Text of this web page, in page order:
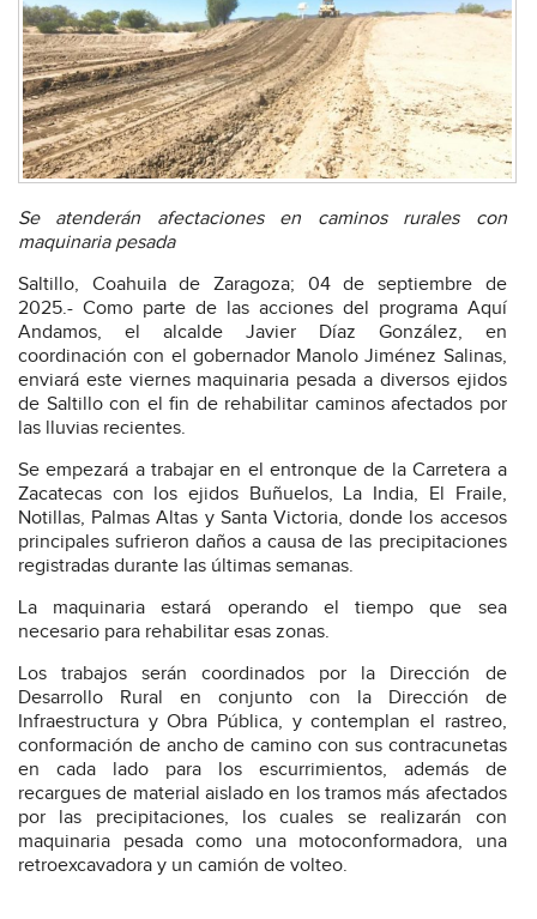
Se atenderán afectaciones en caminos rurales con
maquinaria pesada
Saltillo, Coahuila de Zaragoza; 04 de septiembre de
2025.- Como parte de las acciones del programa Aquí
Andamos, el alcalde Javier Díaz González, en
coordinación con el gobernador Manolo Jiménez Salinas,
enviará este viernes maquinaria pesada a diversos ejidos
de Saltillo con el fin de rehabilitar caminos afectados por
las lluvias recientes.
Se empezará a trabajar en el entronque de la Carretera a
Zacatecas con los ejidos Buñuelos, La India, El Fraile,
Notillas, Palmas Altas y Santa Victoria, donde los accesos
principales sufrieron daños a causa de las precipitaciones
registradas durante las últimas semanas.
La maquinaria estará operando el tiempo que sea
necesario para rehabilitar esas zonas.
Los trabajos serán coordinados por la Dirección de
Desarrollo Rural en conjunto con la Dirección de
Infraestructura y Obra Pública, y contemplan el rastreo,
conformación de ancho de camino con sus contracunetas
en cada lado para los escurrimientos, además de
recargues de material aislado en los tramos más afectados
por las precipitaciones, los cuales se realizarán con
maquinaria pesada como una motoconformadora, una
retroexcavadora y un camión de volteo.